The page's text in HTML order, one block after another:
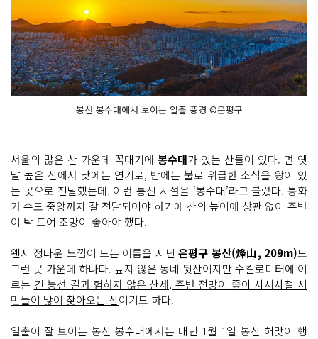
봉산 봉수대에서 보이는 일출 풍경 ©은평구
서울의 많은 산 가운데 꼭대기에 봉수대가 있는 산들이 있다. 먼 옛
날 높은 산에서 낮에는 연기로, 밤에는 불로 위급한 소식을 왕이 있
는 곳으로 전달했는데, 이런 통신 시설을 ‘봉수대’라고 불렀다. 봉화
가 수도 중앙까지 잘 전달되어야 하기에 산의 높이에 상관 없이 주변
이 탁 트여 조망이 좋아야 했다.
왠지 정다운 느낌이 드는 이름을 지닌은평구 봉산(烽山, 209m)도
그런 곳 가운데 하나다. 높지 않은 동네 뒷산이지만 수킬로미터에 이
르는 긴 능선 길과 험하지 않은 산세, 주변 전망이 좋아 사시사철 시
민들이 많이 찾아오는 산이기도 하다.
일출이 잘 보이는 봉산 봉수대에서는 매년 1월 1일 봉산 해맞이 행